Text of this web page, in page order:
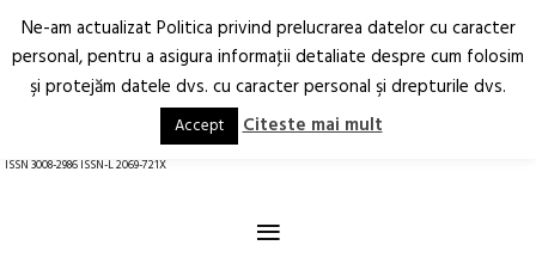
Arhitectură.
Oraș.
RO EN
ISSN 3008-2986 ISSN-L 2069-721X
≡
Ne-am actualizat Politica privind prelucrarea datelor cu caracter
personal, pentru a asigura informaţii detaliate despre cum folosim
şi protejăm datele dvs. cu caracter personal şi drepturile dvs.
Accept Citeste mai mult